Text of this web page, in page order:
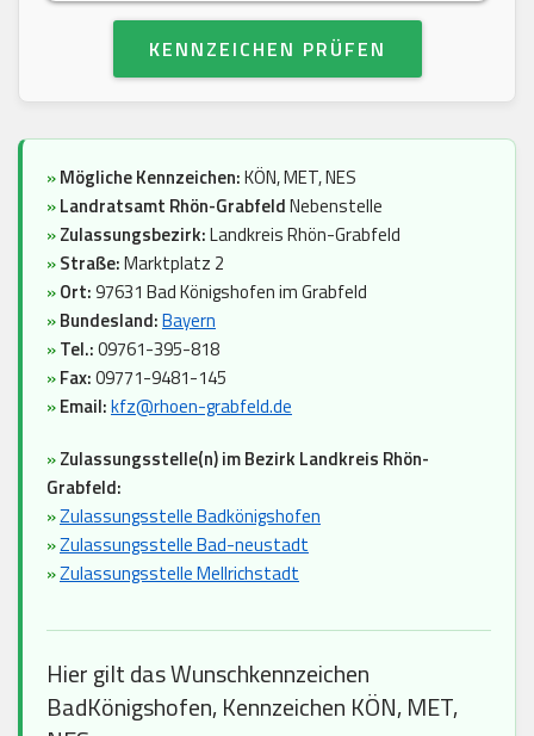
KENNZEICHEN PRÜFEN
»Mögliche Kennzeichen:KÖN, MET, NES
»Landratsamt Rhön-GrabfeldNebenstelle
»Zulassungsbezirk:Landkreis Rhön-Grabfeld
»Straße:Marktplatz 2
»Ort:97631 Bad Königshofen im Grabfeld
»Bundesland:Bayern
»Tel.:09761-395-818
»Fax:09771-9481-145
»Email:kfz@rhoen-grabfeld.de
»Zulassungsstelle(n) im Bezirk Landkreis Rhön-
Grabfeld:
»Zulassungsstelle Badkönigshofen
»Zulassungsstelle Bad-neustadt
»Zulassungsstelle Mellrichstadt
Hier gilt das Wunschkennzeichen
BadKönigshofen, Kennzeichen KÖN, MET,